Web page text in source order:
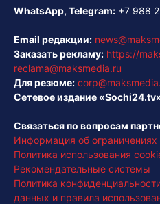
WhatsApp, Telegram: +7 988
Email редакции:
Заказать рекламу: https://
reclama@maksmedia.ru
Для резюме:
Сетевое издание
Связаться по вопросам
Информация об ограничениях
Политика использования
Рекомендательные системы
Политика
данных и правила